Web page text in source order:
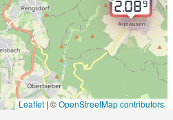
2.089
Leaflet | ©OpenStreetMap contributors